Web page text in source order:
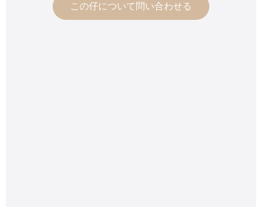
この仔について問い合わせる